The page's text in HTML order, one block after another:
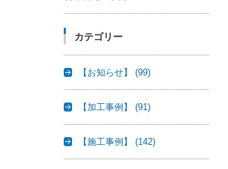
カテゴリー
【お知らせ】 (99)
【加工事例】 (91)
【施工事例】 (142)